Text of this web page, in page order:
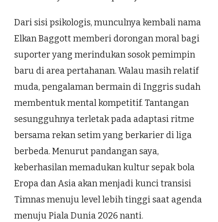
Dari sisi psikologis, munculnya kembali nama
Elkan Baggott memberi dorongan moral bagi
suporter yang merindukan sosok pemimpin
baru di area pertahanan. Walau masih relatif
muda, pengalaman bermain di Inggris sudah
membentuk mental kompetitif. Tantangan
sesungguhnya terletak pada adaptasi ritme
bersama rekan setim yang berkarier di liga
berbeda. Menurut pandangan saya,
keberhasilan memadukan kultur sepak bola
Eropa dan Asia akan menjadi kunci transisi
Timnas menuju level lebih tinggi saat agenda
menuju Piala Dunia 2026 nanti.